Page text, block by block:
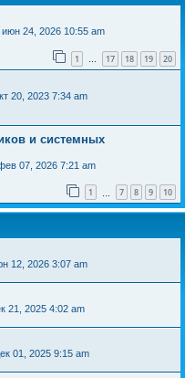
24, 2026 10:55 am
1 … 17 18 19 20
20, 2023 7:34 am
и системных
07, 2026 7:21 am
1 7 8 9 10
12, 2026 3:07 am
21, 2025 4:02 am
01, 2025 9:15 am